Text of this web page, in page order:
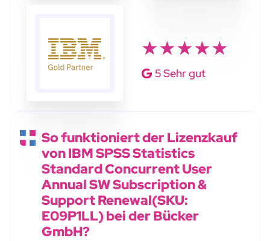
★★★★★
5 Sehr gut
So funktioniert der Lizenzkauf
von IBM SPSS Statistics
Standard Concurrent User
Annual SW Subscription &
Support Renewal(SKU:
E09P1LL) bei der Bücker
GmbH?